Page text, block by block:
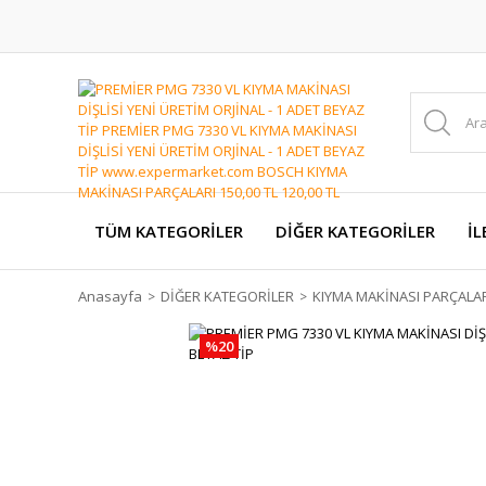
TÜM KATEGORİLER DİĞER KATEGORİLER
Anasayfa DİĞER KATEGORİLER KIYMA MAKİNASI
%20